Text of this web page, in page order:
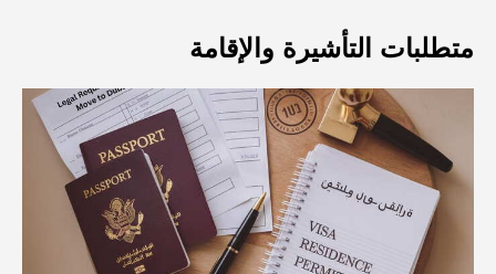
أفضل المقاهي في دبي بإطلالة خلابة: مزيج مثالي من المذاق
الرائع والمناظر الطبيعية الساحرة
مطاعم بإطلالة على برج العرب: تجربة طعام استثنائية في دبي
دليل شامل لأندية شاطئ نخلة جميرا لعام 2026
المطاعم الإيطالية في وسط مدينة دبي: تذوق إيطاليا في قلب
متطلبات التأشيرة والإقامة